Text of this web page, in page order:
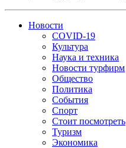
Новости
COVID-19
Культура
Наука и техника
Новости турфирм
Общество
Политика
События
Спорт
Стоит посмотреть
Туризм
Экономика